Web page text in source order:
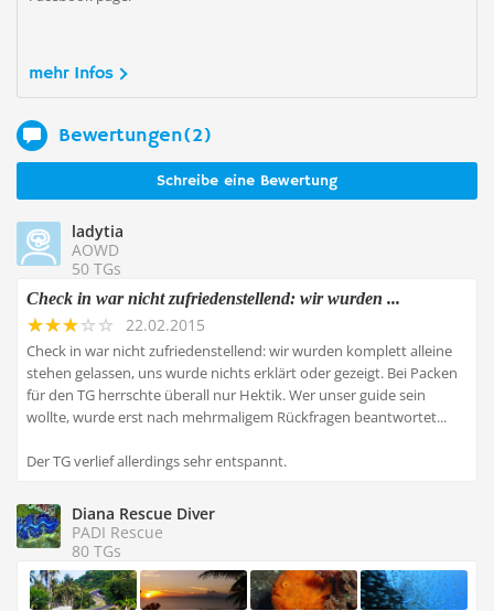
mehr Infos
Bewertungen(2)
Schreibe eine Bewertung
ladytia
AOWD
50 TGs
Check in war nicht zufriedenstellend: wir wurden ...
22.02.2015
Check in war nicht zufriedenstellend: wir wurden komplett alleine
stehen gelassen, uns wurde nichts erklärt oder gezeigt. Bei Packen
für den TG herrschte überall nur Hektik. Wer unser guide sein
wollte, wurde erst nach mehrmaligem Rückfragen beantwortet...
Der TG verlief allerdings sehr entspannt.
Diana Rescue Diver
PADI Rescue
80 TGs